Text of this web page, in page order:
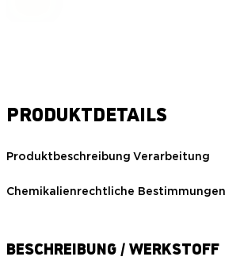
PRODUKTDETAILS
Produktbeschreibung Verarbeitung
Chemikalienrechtliche Bestimmungen
BESCHREIBUNG / WERKSTOFF